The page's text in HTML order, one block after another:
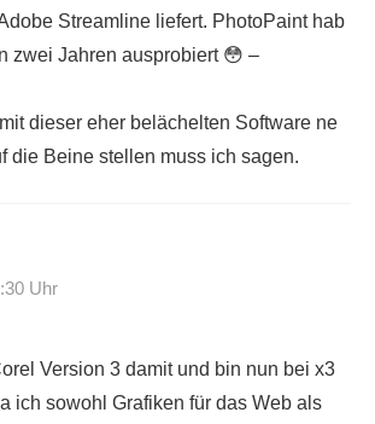
Streamline liefert. PhotoPaint hab
zwei Jahren ausprobiert 😳 –
dieser eher belächelten Software ne
die Beine stellen muss ich sagen.
Uhr
Version 3 damit und bin nun bei x3
ich sowohl Grafiken für das Web als